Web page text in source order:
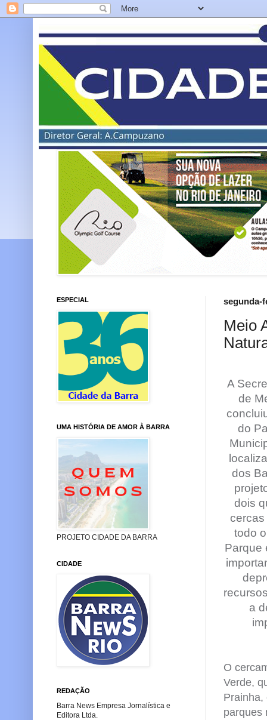
segunda-
Meio
A
de
do
dos
dois
todo
Parque
a
O
Verde,
Prainha,
parques
ESPECIAL
UMA HISTÓRIA DE AMOR À BARRA
PROJETO CIDADE DA BARRA
CIDADE
REDAÇÃO
Barra News Empresa Jornalística e
Editora Ltda.